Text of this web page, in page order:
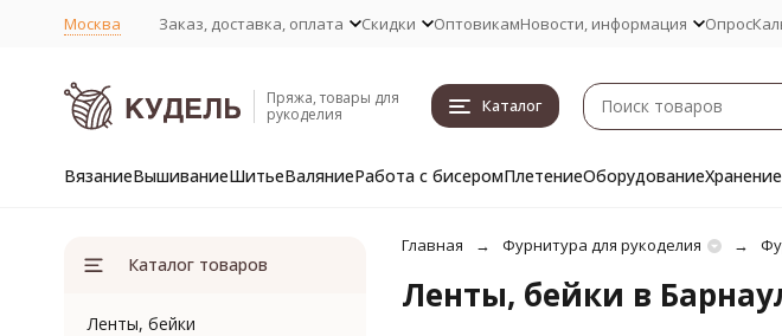
Москва Заказ, доставка, оплата Скидки ОптовикамНовости, информация Опрос
Пряжа, товары для
рукоделия
Каталог
ВязаниеВышиваниеШитьеВаляниеРабота с бисеромПлетениеОборудованиеХранение
Главная Фурнитура для рукоделия
Ленты, бейки в
Каталог товаров
Ленты, бейки